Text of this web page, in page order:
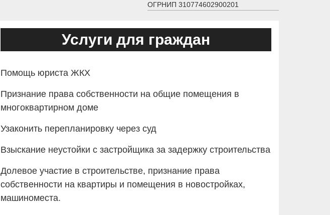
ОГРНИП 310774602900201
Услуги для граждан
Помощь юриста ЖКХ
Признание права собственности на общие помещения в
многоквартирном доме
Узаконить перепланировку через суд
Взыскание неустойки с застройщика за задержку строительства
Долевое участие в строительстве, признание права
собственности на квартиры и помещения в новостройках,
машиноместа.